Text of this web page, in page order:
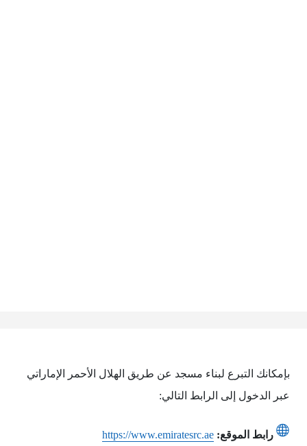
بإمكانك التبرع لبناء مسجد عن طريق الهلال الأحمر الإماراتي
عبر الدخول إلى الرابط التالي:
رابط الموقع: https://www.emiratesrc.ae